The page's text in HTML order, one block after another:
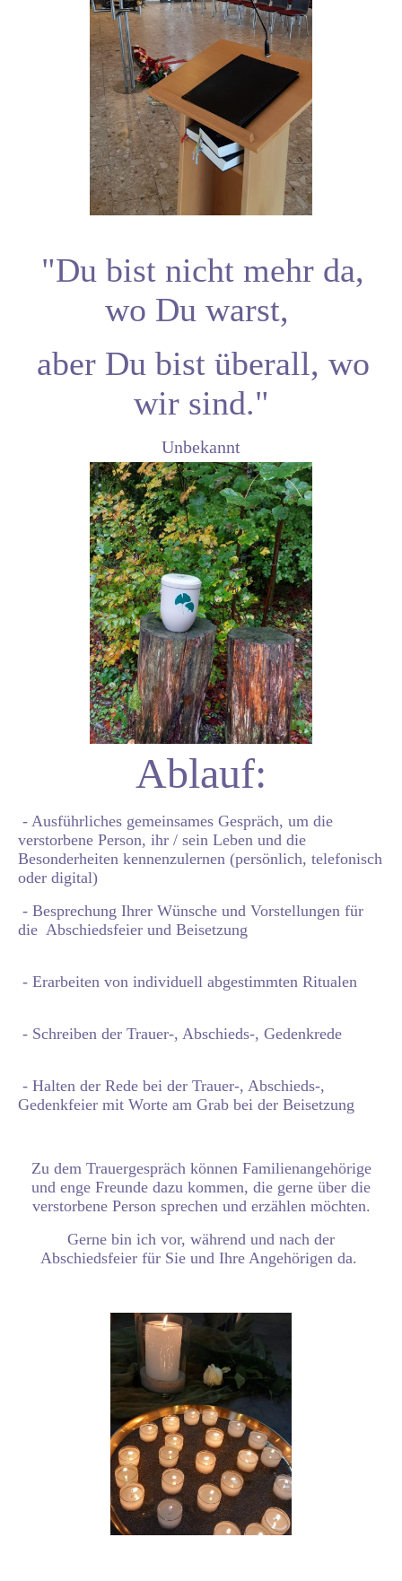
"Du bist nicht mehr da,
wo Du warst,
aber Du bist überall, wo
wir sind."
Unbekannt
Ablauf:
- Ausführliches gemeinsames Gespräch, um die
verstorbene Person, ihr / sein Leben und die
Besonderheiten kennenzulernen (persönlich, telefonisch
oder digital)
- Besprechung Ihrer Wünsche und Vorstellungen für
die Abschiedsfeier und Beisetzung
- Erarbeiten von individuell abgestimmten Ritualen
- Schreiben der Trauer-, Abschieds-, Gedenkrede
- Halten der Rede bei der Trauer-, Abschieds-,
Gedenkfeier mit Worte am Grab bei der Beisetzung
Zu dem Trauergespräch können Familienangehörige
und enge Freunde dazu kommen, die gerne über die
verstorbene Person sprechen und erzählen möchten.
Gerne bin ich vor, während und nach der
Abschiedsfeier für Sie und Ihre Angehörigen da.